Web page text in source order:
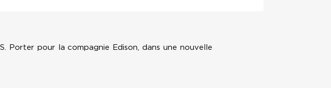
Porter pour la compagnie Edison, dans une nouvelle